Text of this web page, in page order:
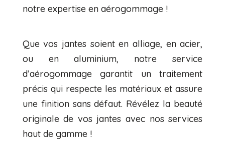
notre expertise en aérogommage !
Que vos jantes soient en alliage, en acier,
ou en aluminium, notre service
d’aérogommage garantit un traitement
précis qui respecte les matériaux et assure
une finition sans défaut. Révélez la beauté
originale de vos jantes avec nos services
haut de gamme !